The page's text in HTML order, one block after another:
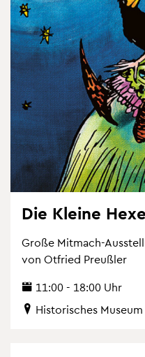
Die Klei­ne Hexe
Große Mit­mach-
von Ot­fried Preu­ß­ler
11:00 - 18:00 Uhr
His­to­ri­sches